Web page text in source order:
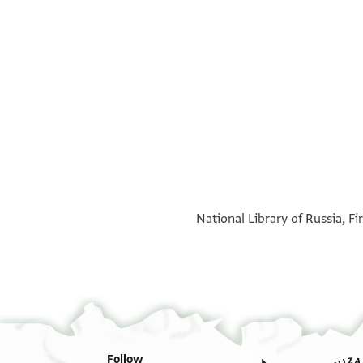
ואלגביי[ם
נ׳׳ע ואבתרצ'ו
National Library of Russia,
Follow